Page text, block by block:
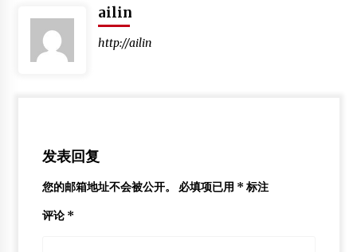
发展建议
2025年2月15日
2012年7月24日
中国木塑产业的现实问题及对策
ailin
http://ailin
发表回复
您的邮箱地址不会被公开。 必填项已用 * 标注
评论 *